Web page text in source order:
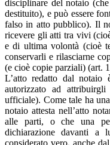
disciplinare del notaio
destituito), e può essere
falso in atto pubblico). Il
ricevere gli atti tra vivi
e di ultima volontà (cioè
conservarli e rilasciarne
(e cioè copie parziali) (art.
L’atto redatto dal
autorizzato ad
ufficiale). Come tale ha
notaio attesta nell’atto
alle parti, o che una
dichiarazione davanti a